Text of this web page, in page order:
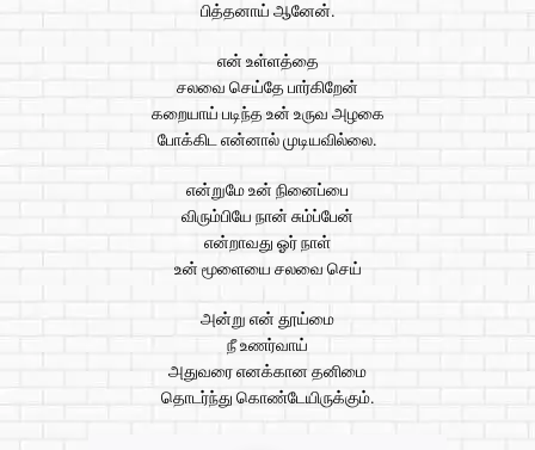
பித்தனாய் ஆனேன்.
என் உள்ளத்தை
சலவை செய்தே பார்கிறேன்
கறையாய் படிந்த உன் உருவ அழகை
போக்கிட என்னால் முடியவில்லை.
என்றுமே உன் நினைப்பை
விரும்பியே நான் சும்ப்பேன்
என்றாவது ஓர் நாள்
உன் மூளையை சலவை செய்
அன்று என் தூய்மை
நீ உணர்வாய்
அதுவரை எனக்கான தனிமை
தொடர்ந்து கொண்டேயிருக்கும்.